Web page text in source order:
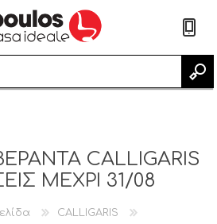
CALLIGARIS
ΜΕΧΡΙ 31/08
CALLIGARIS